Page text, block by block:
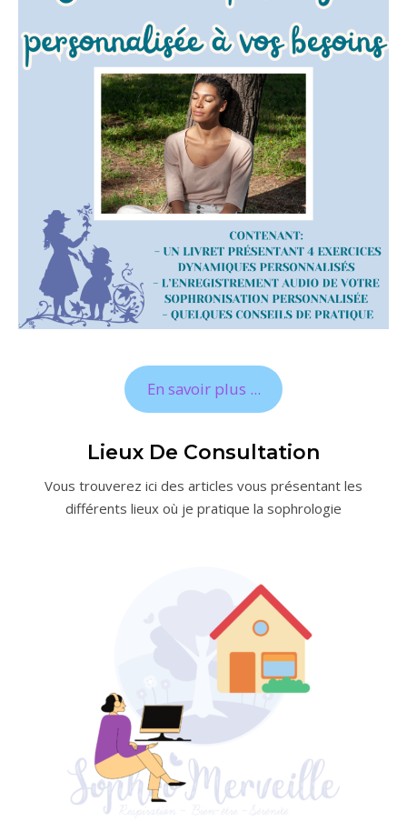
En savoir plus ...
Lieux De Consultation
Vous trouverez ici des articles vous présentant les
différents lieux où je pratique la sophrologie